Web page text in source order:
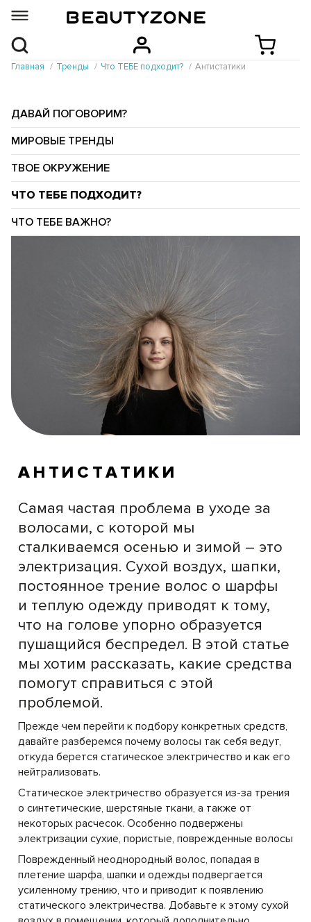
Главная Тренды Что ТЕБЕ подходит? Антистатики
ДАВАЙ ПОГОВОРИМ?
МИРОВЫЕ ТРЕНДЫ
ТВОЕ ОКРУЖЕНИЕ
ЧТО ТЕБЕ ПОДХОДИТ?
ЧТО ТЕБЕ ВАЖНО?
АНТИСТАТИКИ
Самая частая проблема в уходе за
волосами, с которой мы
сталкиваемся осенью и зимой – это
электризация. Сухой воздух, шапки,
постоянное трение волос о шарфы
и теплую одежду приводят к тому,
что на голове упорно образуется
пушащийся беспредел. В этой статье
мы хотим рассказать, какие средства
помогут справиться с этой
проблемой.
Прежде чем перейти к подбору конкретных средств,
давайте разберемся почему волосы так себя ведут,
откуда берется статическое электричество и как его
нейтрализовать.
Статическое электричество образуется из-за трения
о синтетические, шерстяные ткани, а также от
некоторых расчесок. Особенно подвержены
электризации сухие, пористые, поврежденные волосы
Поврежденный неоднородный волос, попадая в
плетение шарфа, шапки и одежды подвергается
усиленному трению, что и приводит к появлению
статического электричества. Добавьте к этому сухой